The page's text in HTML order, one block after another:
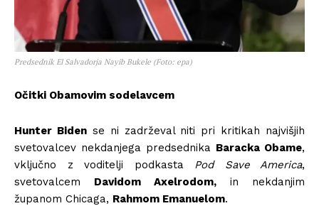
Predsednik El Salvadorja Nayib Bukele (Foto: epa)
Očitki Obamovim sodelavcem
Hunter Bidense ni zadrževal niti pri kritikah najvišjih
svetovalcev nekdanjega predsednika Baracka Obame,
vključno z voditelji podkasta Pod Save America,
svetovalcem Davidom Axelrodom, in nekdanjim
županom Chicaga, Rahmom Emanuelom.